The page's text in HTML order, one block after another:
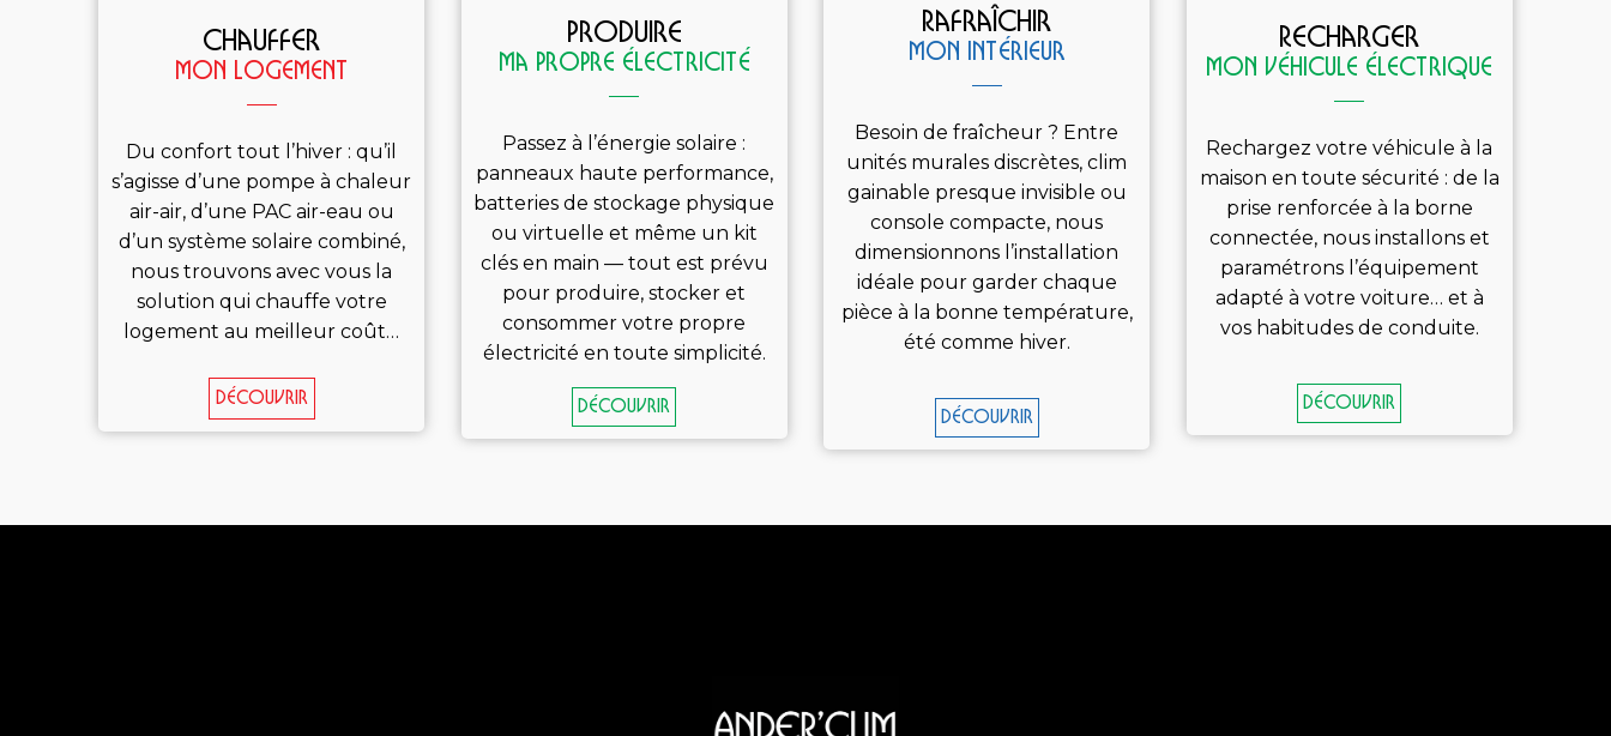
Chauffer
mon logement
Du confort tout l’hiver : qu’il
s’agisse d’une pompe à chaleur
air-air, d’une PAC air-eau ou
d’un système solaire combiné,
nous trouvons avec vous la
solution qui chauffe votre
logement au meilleur coût…
Découvrir
Produire
ma propre électricité
Passez à l’énergie solaire :
panneaux haute performance,
batteries de stockage physique
ou virtuelle et même un kit
clés en main — tout est prévu
pour produire, stocker et
consommer votre propre
électricité en toute simplicité.
Découvrir
Rafraîchir
mon intérieur
Besoin de fraîcheur ? Entre
unités murales discrètes, clim
gainable presque invisible ou
console compacte, nous
dimensionnons l’installation
idéale pour garder chaque
pièce à la bonne température,
été comme hiver.
Découvrir
Recharger
mon véhicule électrique
Rechargez votre véhicule à la
maison en toute sécurité : de la
prise renforcée à la borne
connectée, nous installons et
paramétrons l’équipement
adapté à votre voiture… et à
vos habitudes de conduite.
Découvrir